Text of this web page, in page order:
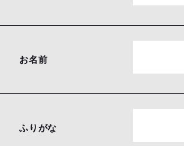
お名前
ふりがな